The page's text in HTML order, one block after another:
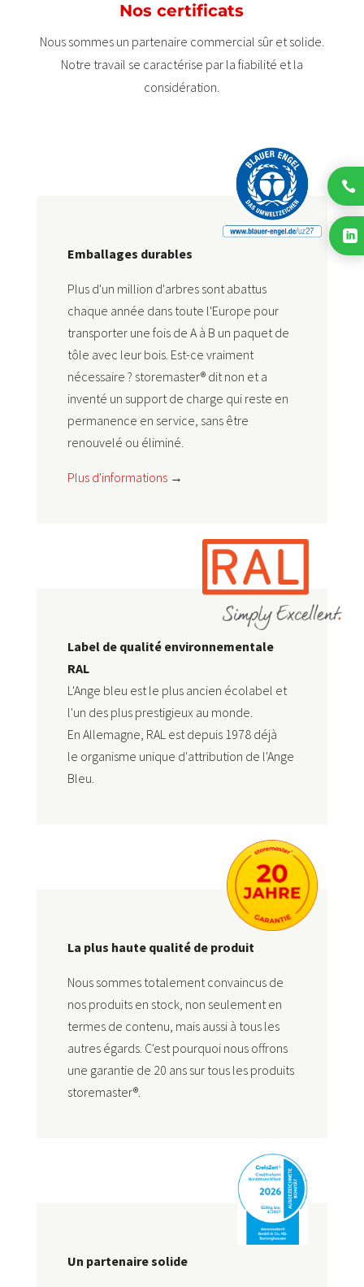
Nos certificats
Nous sommes un partenaire commercial sûr et solide.
Notre travail se caractérise par la fiabilité et la
considération.
Emballages durables
Plus d'un million d'arbres sont abattus
chaque année dans toute l'Europe pour
transporter une fois de A à B un paquet de
tôle avec leur bois. Est-ce vraiment
nécessaire ? storemaster® dit non et a
inventé un support de charge qui reste en
permanence en service, sans être
renouvelé ou éliminé.
Plus d'informations→
Label de qualité environnementale
RAL
L'Ange bleu est le plus ancien écolabel et
l'un des plus prestigieux au monde.
En Allemagne, RAL est depuis 1978 déjà
le organisme unique d'attribution de l'Ange
Bleu.
La plus haute qualité de produit
Nous sommes totalement convaincus de
nos produits en stock, non seulement en
termes de contenu, mais aussi à tous les
autres égards. C'est pourquoi nous offrons
une garantie de 20 ans sur tous les produits
storemaster®.
Un partenaire solide

